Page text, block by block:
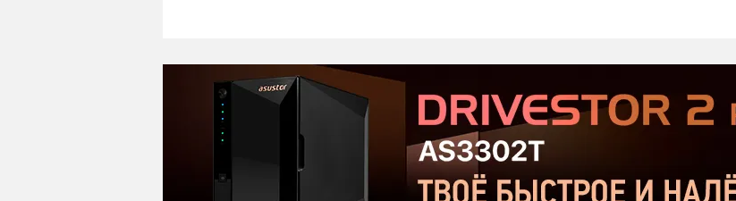
микрофон в ретро корпусе
Serious Sam: Shatterverse в